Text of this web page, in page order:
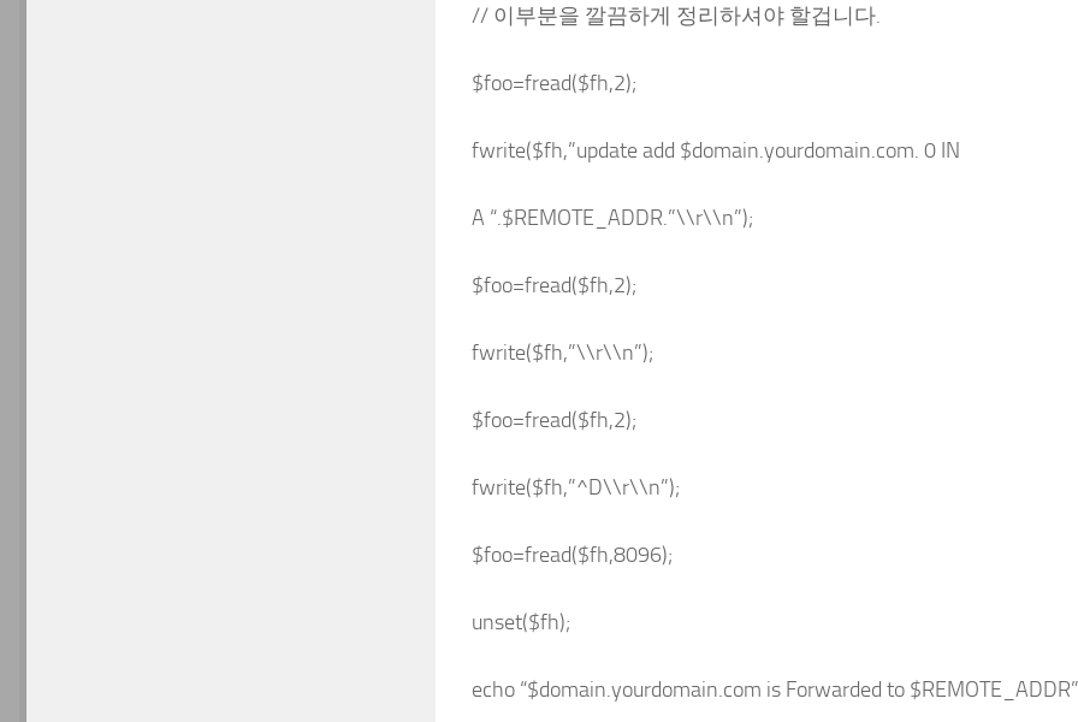
// 이부분을 깔끔하게 정리하셔야 할겁니다.
$foo=fread($fh,2);
fwrite($fh,”update add $domain.yourdomain.com. 0 IN
A “.$REMOTE_ADDR.”\\r\\n”);
$foo=fread($fh,2);
fwrite($fh,”\\r\\n”);
$foo=fread($fh,2);
fwrite($fh,”^D\\r\\n”);
$foo=fread($fh,8096);
unset($fh);
echo “$domain.yourdomain.com is Forwarded to